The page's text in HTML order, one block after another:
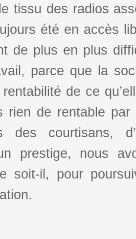
tissu des radios
été en accès
de plus en plus
parce que la
de ce
rien de rentable
des courtisans,
prestige, nous
soit-il, pour